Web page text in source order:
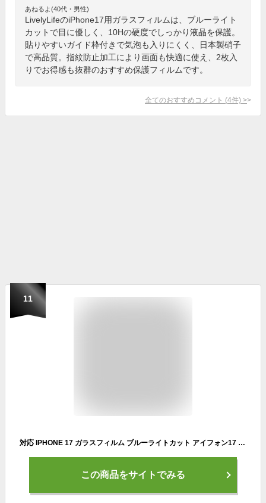
あねるよ(40代・男性)
LivelyLifeのiPhone17用ガラスフィルムは、ブルーライト
カットで目に優しく、10Hの硬度でしっかり液晶を保護。
貼りやすいガイド枠付きで気泡も入りにくく、日本製硝子
で高品質。指紋防止加工により画面も快適に使え、2枚入
りでお得感も抜群のおすすめ保護フィルムです。
全てのおすすめコメント (4件) >
11
対応 IPHONE 17 ガラスフィルム ブルーライトカット アイフォン17 液晶保護フィルム 旭硝子素材製【ガイド枠付き？1枚入】硬度9H 気泡防
この商品をサイトでみる